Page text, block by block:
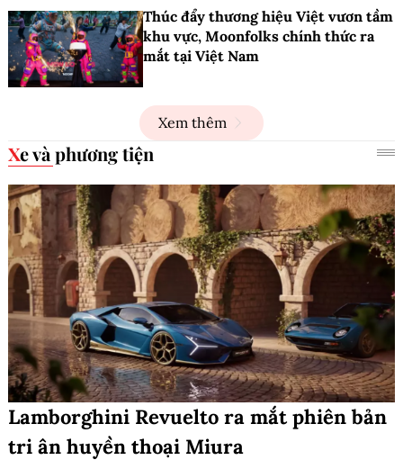
Thúc đẩy thương hiệu Việt vươn tầm
khu vực, Moonfolks chính thức ra
mắt tại Việt Nam
Xem thêm
Xe và phương tiện
Lamborghini Revuelto ra mắt phiên bản
tri ân huyền thoại Miura